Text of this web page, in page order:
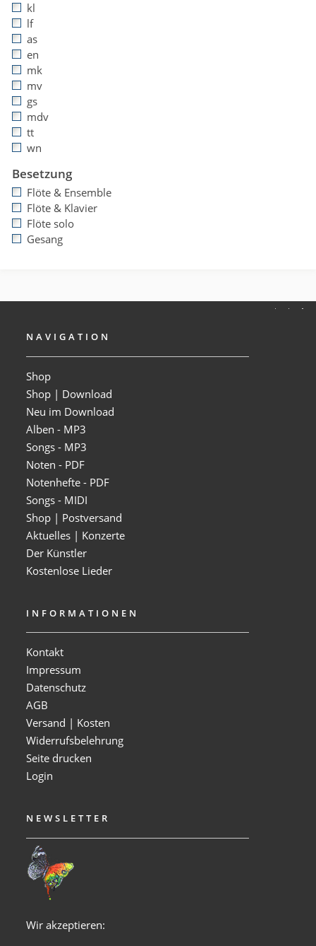
kl
lf
as
en
mk
mv
gs
mdv
tt
wn
Besetzung
Flöte & Ensemble
Flöte & Klavier
Flöte solo
Gesang
NAVIGATION
Shop
Shop | Download
Neu im Download
Alben - MP3
Songs - MP3
Noten - PDF
Notenhefte - PDF
Songs - MIDI
Shop | Postversand
Aktuelles | Konzerte
Der Künstler
Kostenlose Lieder
INFORMATIONEN
Kontakt
Impressum
Datenschutz
AGB
Versand | Kosten
Widerrufsbelehrung
Seite drucken
Login
NEWSLETTER
Wir akzeptieren: